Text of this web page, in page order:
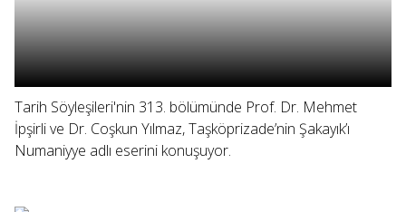
Tarih Söyleşileri'nin 313. bölümünde Prof. Dr. Mehmet
İpşirli ve Dr. Coşkun Yılmaz, Taşköprizade’nin Şakayık’ı
Numaniyye adlı eserini konuşuyor.